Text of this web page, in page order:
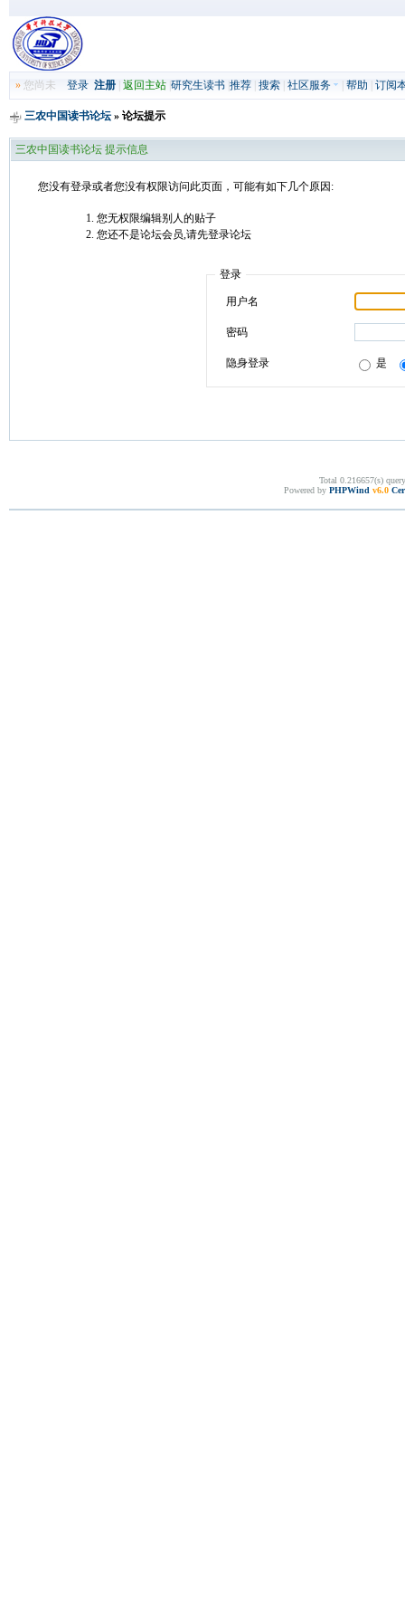
»您尚未 登录 注册| 返回主站| 研究生读书| 推荐| 搜索| 社区服务 帮助 订阅
三农中国读书论坛» 论坛提示
三农中国读书论坛 提示信息
您没有登录或者您没有权限访问此页面，可能有如下几个原因:
您无权限编辑别人的贴子
您还不是论坛会员,请先登录论坛
登录
用户名
密码
隐身登录 是
Total 0.216657(s)
Powered by PHPWind v6.0